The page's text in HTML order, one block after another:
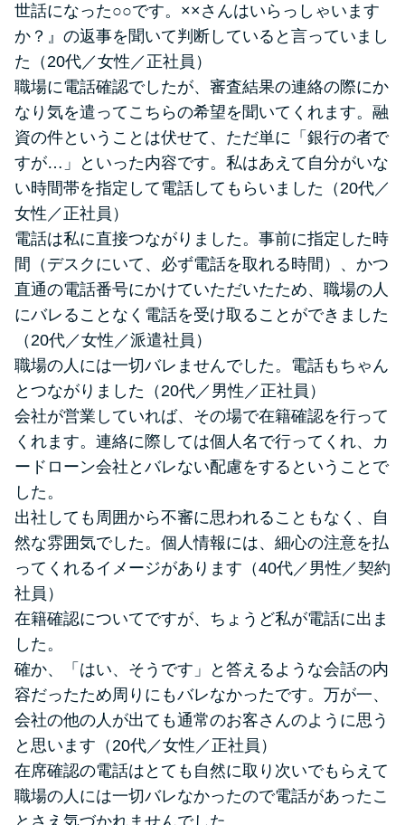
世話になった○○です。××さんはいらっしゃいます
か？』の返事を聞いて判断していると言っていまし
た（20代／女性／正社員）
職場に電話確認でしたが、審査結果の連絡の際にか
なり気を遣ってこちらの希望を聞いてくれます。融
資の件ということは伏せて、ただ単に「銀行の者で
すが…」といった内容です。私はあえて自分がいな
い時間帯を指定して電話してもらいました（20代／
女性／正社員）
電話は私に直接つながりました。事前に指定した時
間（デスクにいて、必ず電話を取れる時間）、かつ
直通の電話番号にかけていただいたため、職場の人
にバレることなく電話を受け取ることができました
（20代／女性／派遣社員）
職場の人には一切バレませんでした。電話もちゃん
とつながりました（20代／男性／正社員）
会社が営業していれば、その場で在籍確認を行って
くれます。連絡に際しては個人名で行ってくれ、カ
ードローン会社とバレない配慮をするということで
した。
出社しても周囲から不審に思われることもなく、自
然な雰囲気でした。個人情報には、細心の注意を払
ってくれるイメージがあります（40代／男性／契約
社員）
在籍確認についてですが、ちょうど私が電話に出ま
した。
確か、「はい、そうです」と答えるような会話の内
容だったため周りにもバレなかったです。万が一、
会社の他の人が出ても通常のお客さんのように思う
と思います（20代／女性／正社員）
在席確認の電話はとても自然に取り次いでもらえて
職場の人には一切バレなかったので電話があったこ
とさえ気づかれませんでした。